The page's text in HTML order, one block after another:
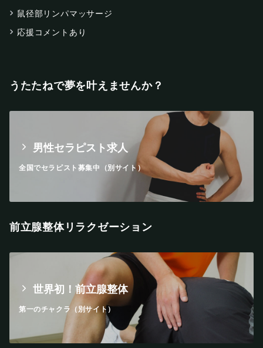
鼠径部リンパマッサージ
応援コメントあり
うたたねで夢を叶えませんか？
男性セラピスト求人
全国でセラピスト募集中（別サイト）
前立腺整体リラクゼーション
世界初！前立腺整体
第一のチャクラ（別サイト）